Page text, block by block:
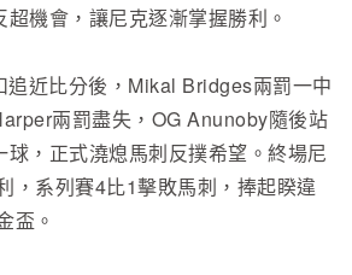
機會，讓尼克逐漸掌握勝利。
近比分後，Mikal Bridges兩罰一中
兩罰盡失，OG Anunoby隨後站
球，正式澆熄馬刺反撲希望。終場尼
，系列賽4比1擊敗馬刺，捧起睽違
盃。